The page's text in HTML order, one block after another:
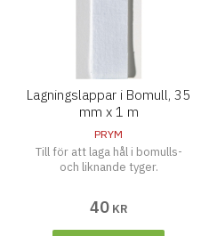
Lagningslappar i Bomull, 35
mm x 1 m
PRYM
Till för att laga hål i bomulls-
och liknande tyger.
40 KR